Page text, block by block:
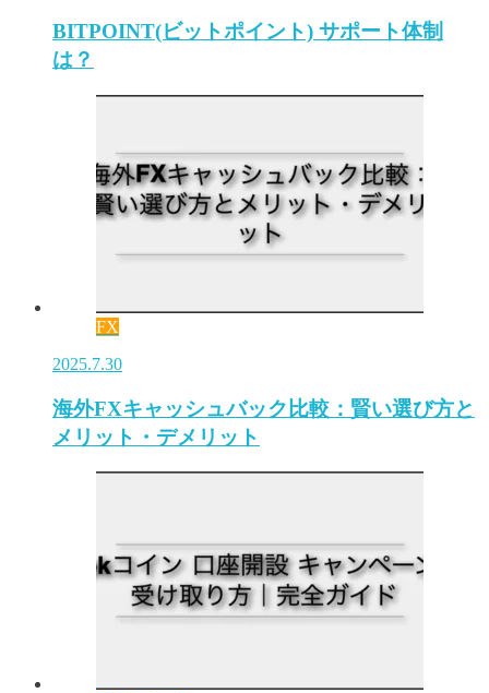
BITPOINT(ビットポイント) サポート体制
は？
FX
2025.7.30
海外FXキャッシュバック比較：賢い選び方と
メリット・デメリット